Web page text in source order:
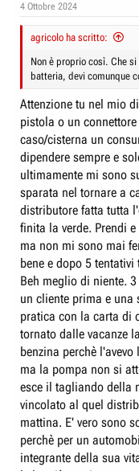
s
4 Ottobre 2024
agricolo ha scritto:
Non è proprio così. Che
batteria, devi comunque
Attenzione tu nel mio
pistola o un
caso/cisterna un
dipendere sempre e
ultimamente mi sono
sparata nel tornare a
distributore fatta tutta
finita la verde. Prendi
ma non mi sono mai
bene e dopo 5
Beh meglio di niente.
un cliente prima e una
pratica con la carta di
tornato dalle vacanze
benzina perchè
ma la pompa non si
esce il tagliando della
vincolato al quel
mattina. E' vero sono
perchè per un
integrante della sua